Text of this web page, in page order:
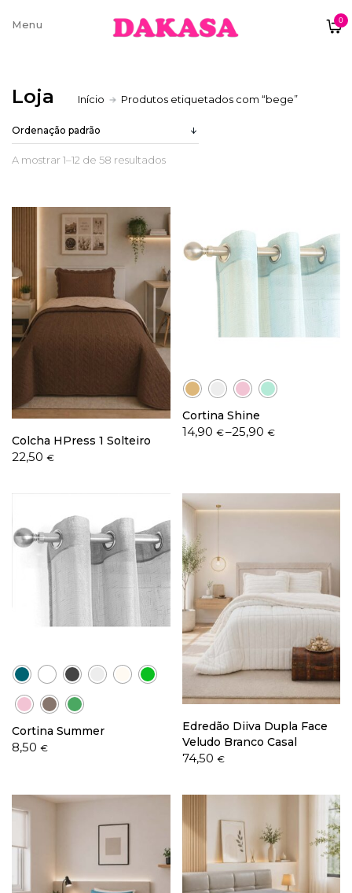
0
Sobre nós
Trocas e Devoluções
Termos e condições
Política de Privacidade
Livro de Reclamações
Loja Início Produtos etiquetados com “bege”
A mostrar 1–12 de 58 resultados
Colcha HPress 1 Solteiro
22,50 €
Cortina Shine
14,90 €–25,90 €
Price
25,90 €
Cortina Summer
8,50 €
Edredão Diiva Dupla Face
Veludo Branco Casal
74,50 €